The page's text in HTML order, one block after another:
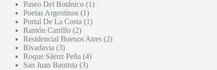
Paseo Del Botánico (1)
Poetas Argentinos (1)
Portal De La Costa (1)
Ramón Carrillo (2)
Residencial Buenos Aires (2)
Rivadavia (3)
Roque Sáenz Peña (4)
San Juan Bautista (3)